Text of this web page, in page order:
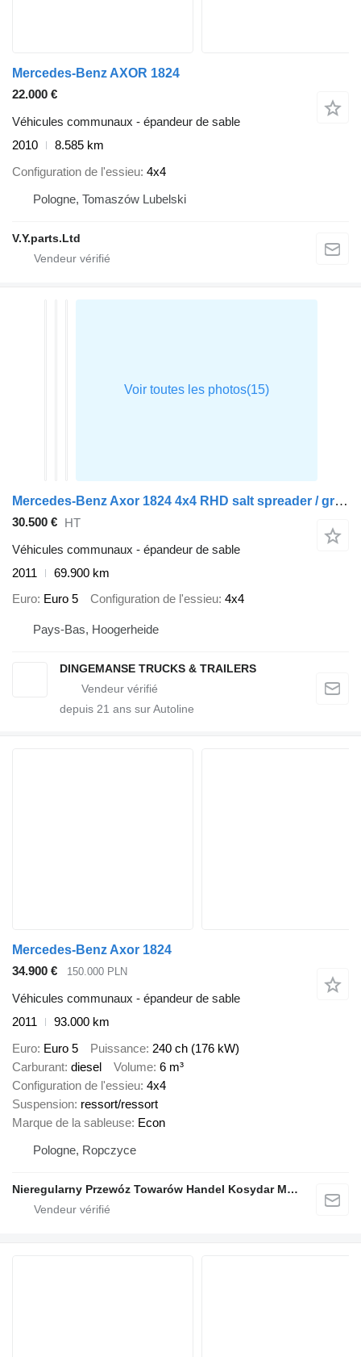
Mercedes-Benz AXOR 1824
22.000 €
Véhicules communaux - épandeur de sable
2010
8.585 km
Configuration de l'essieu 4x4
Pologne, Tomaszów Lubelski
V.Y.parts.Ltd
Mercedes-Benz Axor 1824 4x4 RHD salt spreader / gritter
30.500 € HT
Véhicules communaux - épandeur de sable
2011
69.900 km
Euro Euro 5 Configuration de l'essieu 4x4
Pays-Bas, Hoogerheide
DINGEMANSE TRUCKS & TRAILERS
depuis 21 ans sur Autoline
Mercedes-Benz Axor 1824
34.900 €
150.000 PLN
Véhicules communaux - épandeur de sable
2011
93.000 km
Euro Euro 5 Puissance 240 ch (176 kW)
Carburant diesel Volume 6 m³
Configuration de l'essieu 4x4
Suspension ressort/ressort
Marque de la sableuse Econ
Pologne, Ropczyce
Nieregularny Przewóz Towarów Handel Kosydar Marcin